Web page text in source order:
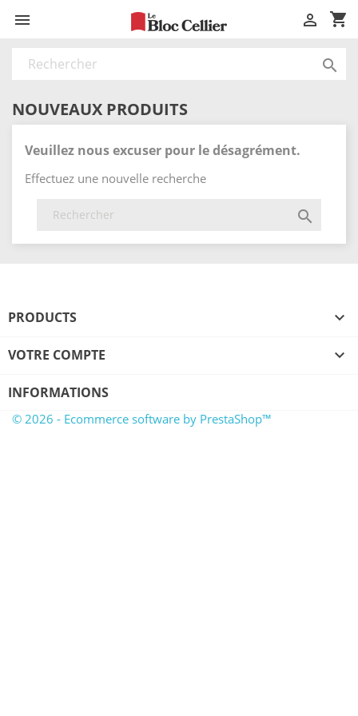
 shopping_cart


NOUVEAUX PRODUITS
Veuillez nous excuser pour le désagrément.
Effectuez une nouvelle recherche

PRODUCTS 
VOTRE COMPTE 
INFORMATIONS
© 2026 - Ecommerce software by PrestaShop™